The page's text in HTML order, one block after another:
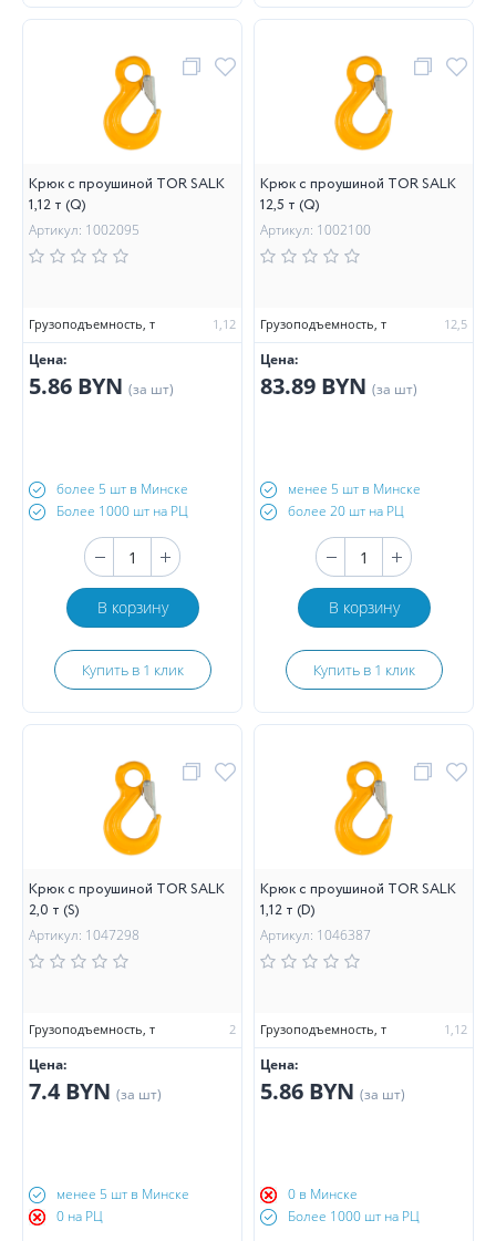
Крюк с проушиной TOR SALK
1,12 т (Q)
Артикул: 1002095
Грузоподъемность, т 1,12
Цена:
5.86 BYN (за шт)
более 5 шт в Минске
Более 1000 шт на РЦ
В корзину
Купить в 1 клик
Крюк с проушиной TOR SALK
12,5 т (Q)
Артикул: 1002100
Грузоподъемность, т 12,5
Цена:
83.89 BYN (за шт)
менее 5 шт в Минске
более 20 шт на РЦ
В корзину
Купить в 1 клик
Крюк с проушиной TOR SALK
2,0 т (S)
Артикул: 1047298
Грузоподъемность, т 2
Цена:
7.4 BYN (за шт)
менее 5 шт в Минске
0 на РЦ
Крюк с проушиной TOR SALK
1,12 т (D)
Артикул: 1046387
Грузоподъемность, т 1,12
Цена:
5.86 BYN (за шт)
0 в Минске
Более 1000 шт на РЦ